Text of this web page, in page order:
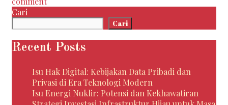
Cari
Cari
Recent Posts
Isu Hak Digital: Kebijakan Data Pribadi dan
Privasi di Era Teknologi Modern
Isu Energi Nuklir: Potensi dan Kekhawatiran